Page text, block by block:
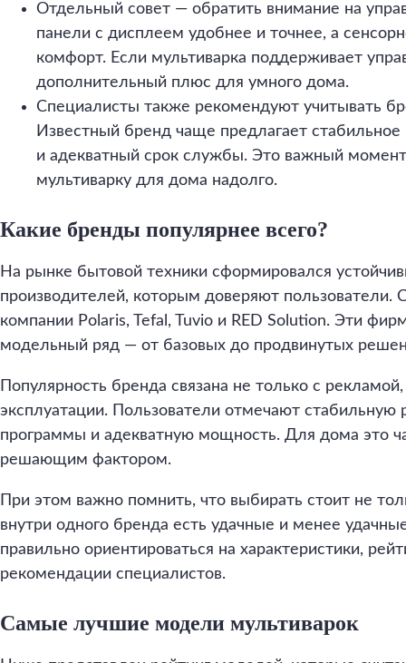
Отдельный совет — обратить внимание на
панели с дисплеем удобнее и точнее, а
комфорт. Если мультиварка поддерживает
дополнительный плюс для умного дома.
Специалисты также рекомендуют учитывать
Известный бренд чаще предлагает стабильное
и адекватный срок службы. Это важный
мультиварку для дома надолго.
Какие бренды популярнее всего?
На рынке бытовой техники сформировался
производителей, которым доверяют пользователи.
компании Polaris, Tefal, Tuvio и RED Solution. Эти
модельный ряд — от базовых до продвинутых
Популярность бренда связана не только с
эксплуатации. Пользователи отмечают стабильную
программы и адекватную мощность. Для дома это
решающим фактором.
При этом важно помнить, что выбирать стоит не
внутри одного бренда есть удачные и менее
правильно ориентироваться на характеристики,
рекомендации специалистов.
Самые лучшие модели мультиварок